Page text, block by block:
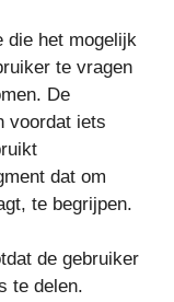
die het mogelijk
te vragen
De
voordat iets
dat om
te begrijpen.
de gebruiker
te delen.